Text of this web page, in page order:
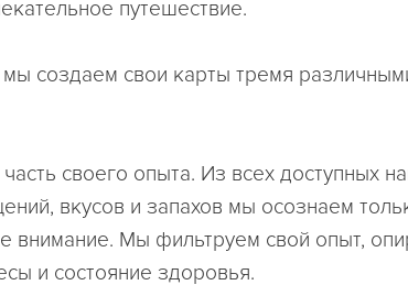
путешествие.
создаем свои карты тремя
своего опыта. Из всех доступных
вкусов и запахов мы осознаем
внимание. Мы фильтруем свой опыт,
и состояние здоровья.